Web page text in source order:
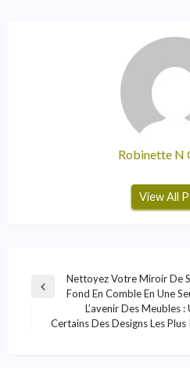
Robinette N
View All
Navigation
L’article
Previous
Nettoyez Votre Miroir De
Fond En Comble En Une
Next
L’avenir Des Meubles
Certains Des Designs Les